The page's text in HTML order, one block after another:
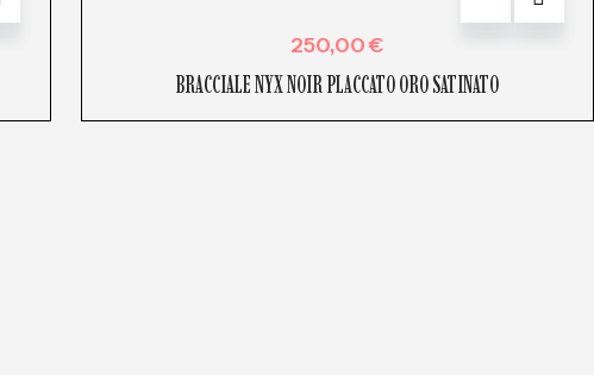
250,00€
BRACCIALE NYX NOIR PLACCATO ORO SATINATO